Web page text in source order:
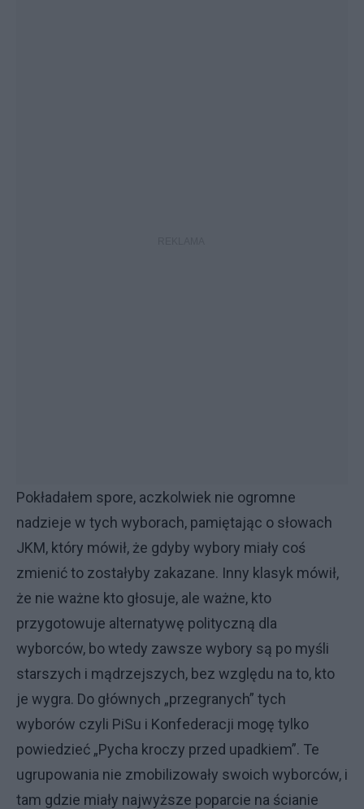
Pokładałem spore, aczkolwiek nie ogromne
nadzieje w tych wyborach, pamiętając o słowach
JKM, który mówił, że gdyby wybory miały coś
zmienić to zostałyby zakazane. Inny klasyk mówił,
że nie ważne kto głosuje, ale ważne, kto
przygotowuje alternatywę polityczną dla
wyborców, bo wtedy zawsze wybory są po myśli
starszych i mądrzejszych, bez względu na to, kto
je wygra. Do głównych „przegranych” tych
wyborów czyli PiSu i Konfederacji mogę tylko
powiedzieć „Pycha kroczy przed upadkiem”. Te
ugrupowania nie zmobilizowały swoich wyborców, i
tam gdzie miały najwyższe poparcie na ścianie